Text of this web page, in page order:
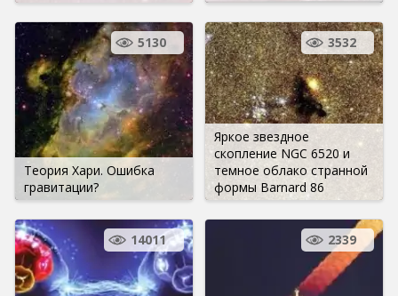
Теория Хари. Ошибка
гравитации?
5130
Яркое звездное
скопление NGC 6520 и
темное облако странной
формы Barnard 86
3532
14011 2339